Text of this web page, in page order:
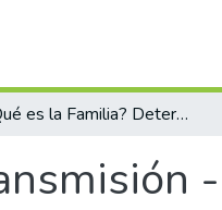
¿Qué es la Familia? Determinismo - Transmisión - Tradición ¿Qué es la Familia?